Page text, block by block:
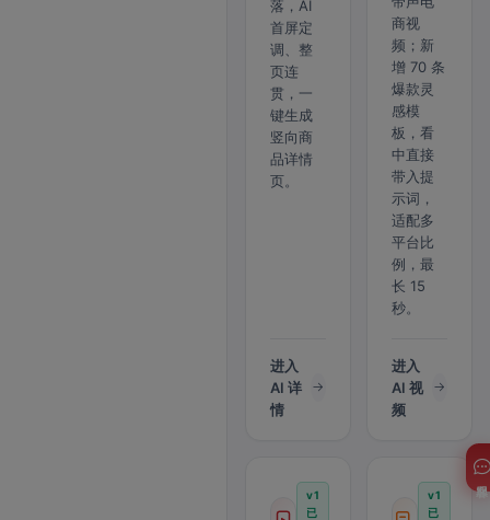
落，AI
首屏定
调、整
页连
贯，一
键生成
竖向商
品详情
页。
进入
AI 详
情
商视
频；新
增 70 条
爆款灵
感模
板，看
中直接
带入提
示词，
适配多
平台比
例，最
长 15
秒。
进入
AI 视
频
v1
已
v1
已